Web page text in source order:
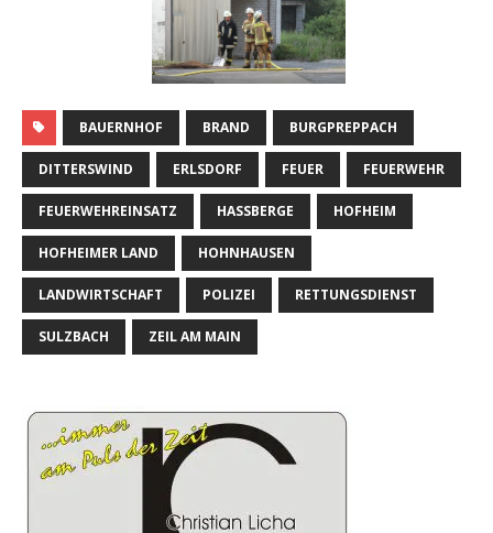
BAUERNHOF BRAND BURGPREPPACH
DITTERSWIND ERLSDORF FEUER FEUERWEHR
FEUERWEHREINSATZ HASSBERGE HOFHEIM
HOFHEIMER LAND HOHNHAUSEN
LANDWIRTSCHAFT POLIZEI RETTUNGSDIENST
SULZBACH ZEIL AM MAIN